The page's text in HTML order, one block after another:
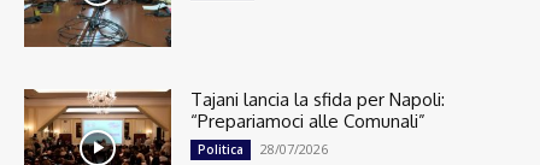
Tajani lancia la sfida per Napoli:
“Prepariamoci alle Comunali”
Politica 28/07/2026